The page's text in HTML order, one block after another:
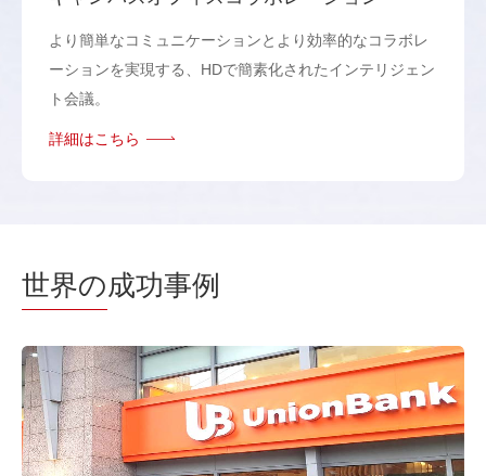
より簡単なコミュニケーションとより効率的なコラボレ
ーションを実現する、HDで簡素化されたインテリジェン
ト会議。
詳細はこちら
世界の成功事例